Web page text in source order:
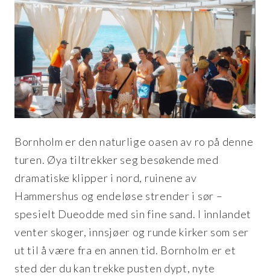
Bornholm er den naturlige oasen av ro på denne
turen. Øya tiltrekker seg besøkende med
dramatiske klipper i nord, ruinene av
Hammershus og endeløse strender i sør –
spesielt Dueodde med sin fine sand. I innlandet
venter skoger, innsjøer og runde kirker som ser
ut til å være fra en annen tid. Bornholm er et
sted der du kan trekke pusten dypt, nyte